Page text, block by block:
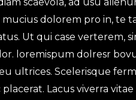
dolorem pro in, te
Ut qui case verterem,
loremispum dolresr
ultrices. Scelerisque
Lacus viverra